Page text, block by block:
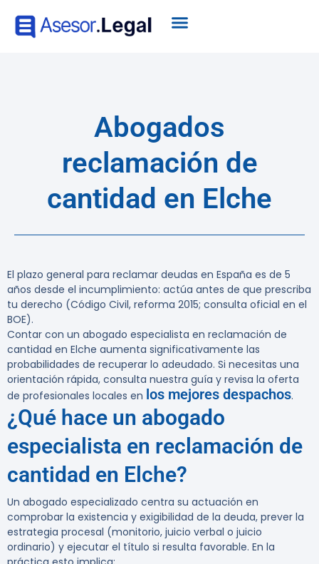
Abogados
reclamación de
cantidad en Elche
El plazo general para reclamar deudas en España es de 5
años desde el incumplimiento: actúa antes de que prescriba
tu derecho (Código Civil, reforma 2015; consulta oficial en el
BOE).
Contar con un abogado especialista en reclamación de
cantidad en Elche aumenta significativamente las
probabilidades de recuperar lo adeudado. Si necesitas una
orientación rápida, consulta nuestra guía y revisa la oferta
de profesionales locales en los mejores despachos.
¿Qué hace un abogado
especialista en reclamación de
cantidad en Elche?
Un abogado especializado centra su actuación en
comprobar la existencia y exigibilidad de la deuda, prever la
estrategia procesal (monitorio, juicio verbal o juicio
ordinario) y ejecutar el título si resulta favorable. En la